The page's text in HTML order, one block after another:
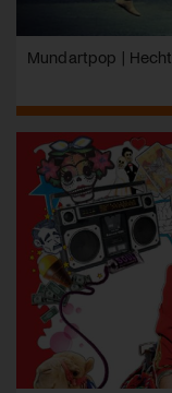
Mundartpop | Hecht